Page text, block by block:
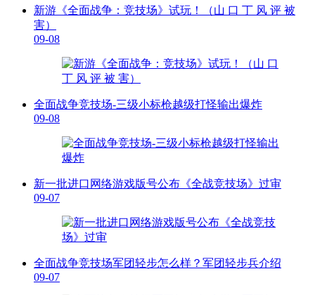
新游《全面战争：竞技场》试玩！（山 口 丁 风 评 被
害）
09-08
全面战争竞技场-三级小标枪越级打怪输出爆炸
09-08
新一批进口网络游戏版号公布《全战竞技场》过审
09-07
全面战争竞技场军团轻步怎么样？军团轻步兵介绍
09-07